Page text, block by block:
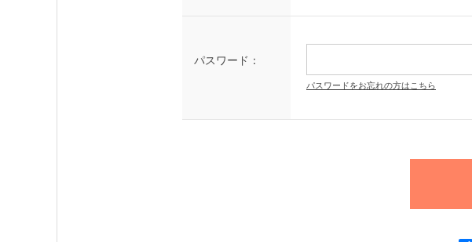
パスワード：
パスワードをお忘れの方はこちら